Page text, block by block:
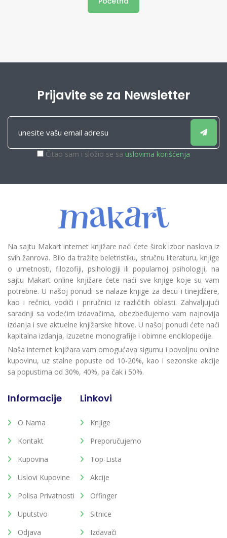
Prijavite se za Newsletter
Čitao sam i složio se sa uslovima korišćenja
Na sajtu Makart internet knjižare naći ćete širok izbor naslova iz
svih žanrova. Bilo da tražite beletristiku, stručnu literaturu, knjige
o umetnosti, filozofiji, psihologiji ili popularnoj psihologiji, na
sajtu Makart online knjižare ćete naći sve knjige koje su vam
potrebne. U našoj ponudi se nalaze knjige za decu i tinejdžere,
kao i rečnici, vodiči i priručnici iz različitih oblasti. Zahvaljujući
saradnji sa vodećim izdavačima, obezbeđujemo vam najnovija
izdanja i sve aktuelne knjižarske hitove. U našoj ponudi ćete naći
kapitalna izdanja, izuzetne monografije i obimne enciklopedije.
Naša internet knjižara vam omogućava sigurnu i povoljnu online
kupovinu, uz stalne popuste od 10-20%, kao i sezonske akcije
sa popustima od 30%, 40%, pa čak i 50%.
Informacije
O Nama
Kontakt
Kupovina
Uslovi Kupovine
Polisa Privatnosti
Uputstvo
Odjava
Linkovi
Knjige
Preporučujemo
Top-Lista
Akcije
Offinger
Sitnice
Izdavači